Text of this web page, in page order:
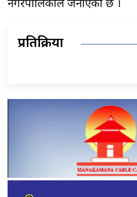
नगरपालिकाले जनाएको छ ।
प्रतिक्रिया